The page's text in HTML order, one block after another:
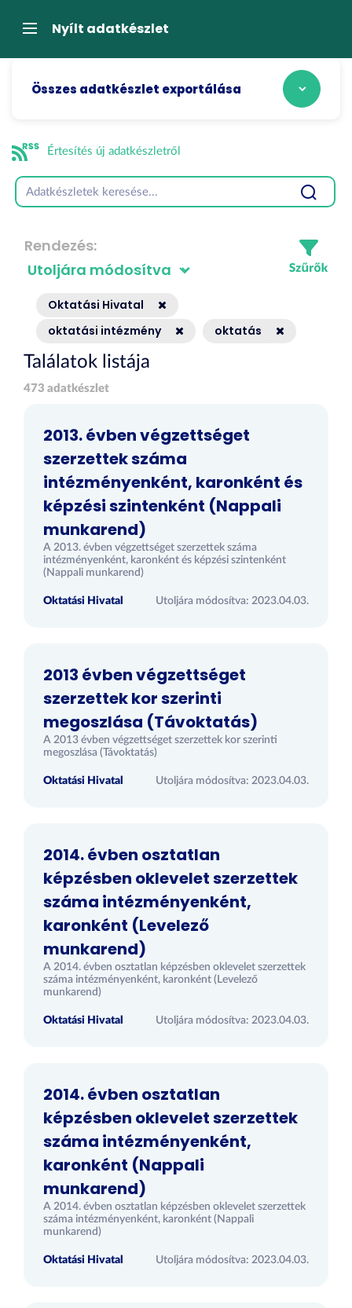
átugrásaNavigációNyílt adatkészlet
Összes adatkészlet exportálása
Értesítés új adatkészletről
Rendezés
Oktatási Hivatal
oktatási intézmény
oktatás
Találatok listája
473 adatkészlet
2013. évben végzettséget
szerzettek száma
intézményenként, karonként és
képzési szintenként (Nappali
munkarend)
A 2013. évben végzettséget szerzettek száma
intézményenként, karonként és képzési szintenként
(Nappali munkarend)
Oktatási Hivatal Utoljára módosítva: 2023.04.03.
2013 évben végzettséget
szerzettek kor szerinti
megoszlása (Távoktatás)
A 2013 évben végzettséget szerzettek kor szerinti
megoszlása (Távoktatás)
Oktatási Hivatal Utoljára módosítva: 2023.04.03.
2014. évben osztatlan
képzésben oklevelet szerzettek
száma intézményenként,
karonként (Levelező
munkarend)
A 2014. évben osztatlan képzésben oklevelet szerzettek
száma intézményenként, karonként (Levelező
munkarend)
Oktatási Hivatal Utoljára módosítva: 2023.04.03.
2014. évben osztatlan
képzésben oklevelet szerzettek
száma intézményenként,
karonként (Nappali
munkarend)
A 2014. évben osztatlan képzésben oklevelet szerzettek
száma intézményenként, karonként (Nappali
munkarend)
Oktatási Hivatal Utoljára módosítva: 2023.04.03.